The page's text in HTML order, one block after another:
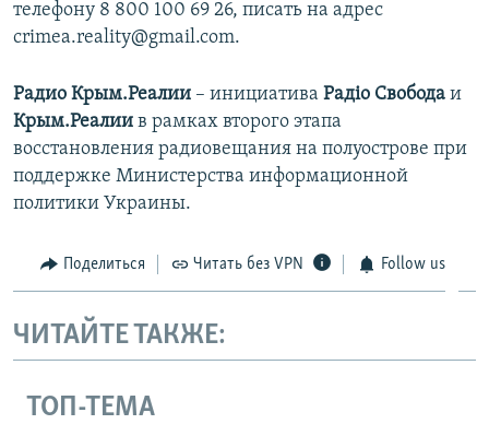
телефону 8 800 100 69 26, писать на адрес
crimea.reality@gmail.com.
Радио Крым.Реалии – инициатива Радіо Свобода и
Крым.Реалии в рамках второго этапа
восстановления радиовещания на полуострове при
поддержке Министерства информационной
политики Украины.
Поделиться Читать без VPN Follow us
ЧИТАЙТЕ ТАКЖЕ:
ТОП-ТЕМА